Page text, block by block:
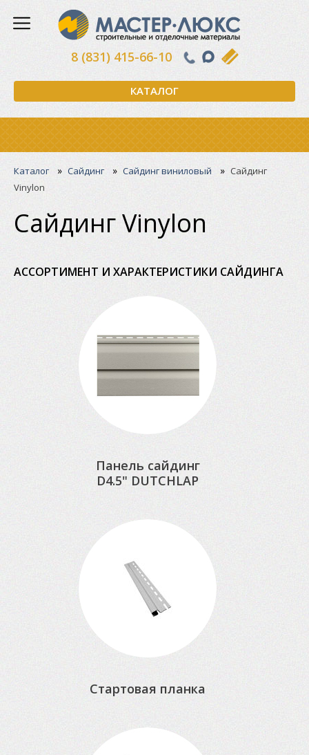
КАТАЛОГ
8 (831) 415-66-10
Каталог» Сайдинг» Сайдинг виниловый » Сайдинг
Vinylon
Сайдинг Vinylon
АССОРТИМЕНТ И ХАРАКТЕРИСТИКИ САЙДИНГА
Панель сайдинг
D4.5" DUTCHLAP
Стартовая планка